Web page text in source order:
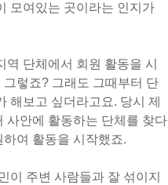
모여있는 곳이라는 인지가
단체에서 회원 활동을 시
렇죠? 그래도 그때부터 단
해보고 싶더라고요. 당시 제
사안에 활동하는 단체를 찾다
여 활동을 시작했죠.
이 주변 사람들과 잘 섞이지